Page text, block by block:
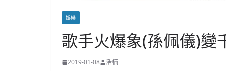
娛樂
歌手火爆象(孫佩儀)變
2019-01-08 浩楠